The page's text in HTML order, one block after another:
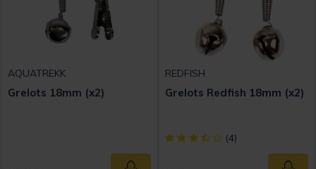
AQUATREKK
Grelots 18mm (x2)
REDFISH
Grelots Redfish 18mm (x2)
[object Object] out of 5
(4)